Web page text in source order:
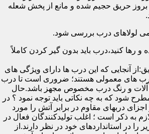
حریق حجیم شده و مانع از پخش شعله
و رها کنید،درب باید بدون گیر کردن کاملاً
آنجایی که این درب ها دارای ویژگی های
درب های معمولی هستند؛ ضروری است تا درب
آلات و رنگ درب مخصوص مجهز باشد.حال
شود که به چه نکاتی باید توجه نمود ؟ در
دربهای مقاوم در برابر آتش را مورد
به ذکر است ؛ اغلب تولیدکنندگان فعال در
را در استانداردهای خود در نظر دارند.از